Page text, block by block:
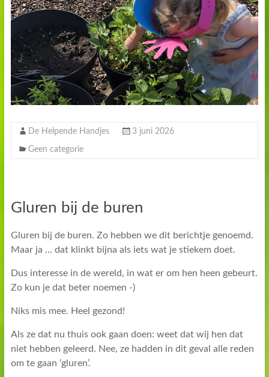
De Helpende Handjes 3 juni 2026
Geen categorie
Gluren bij de buren
Gluren bij de buren. Zo hebben we dit berichtje genoemd.
Maar ja … dat klinkt bijna als iets wat je stiekem doet.
Dus interesse in de wereld, in wat er om hen heen gebeurt.
Zo kun je dat beter noemen -)
Niks mis mee. Heel gezond!
Als ze dat nu thuis ook gaan doen: weet dat wij hen dat
niet hebben geleerd. Nee, ze hadden in dit geval alle reden
om te gaan ‘gluren’.